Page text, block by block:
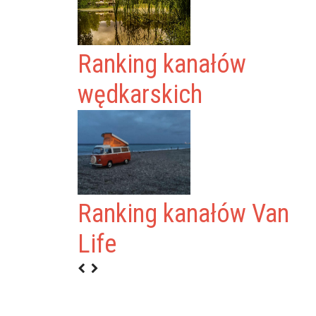
Ranking kanałów
wędkarskich
Ranking kanałów Van
Life